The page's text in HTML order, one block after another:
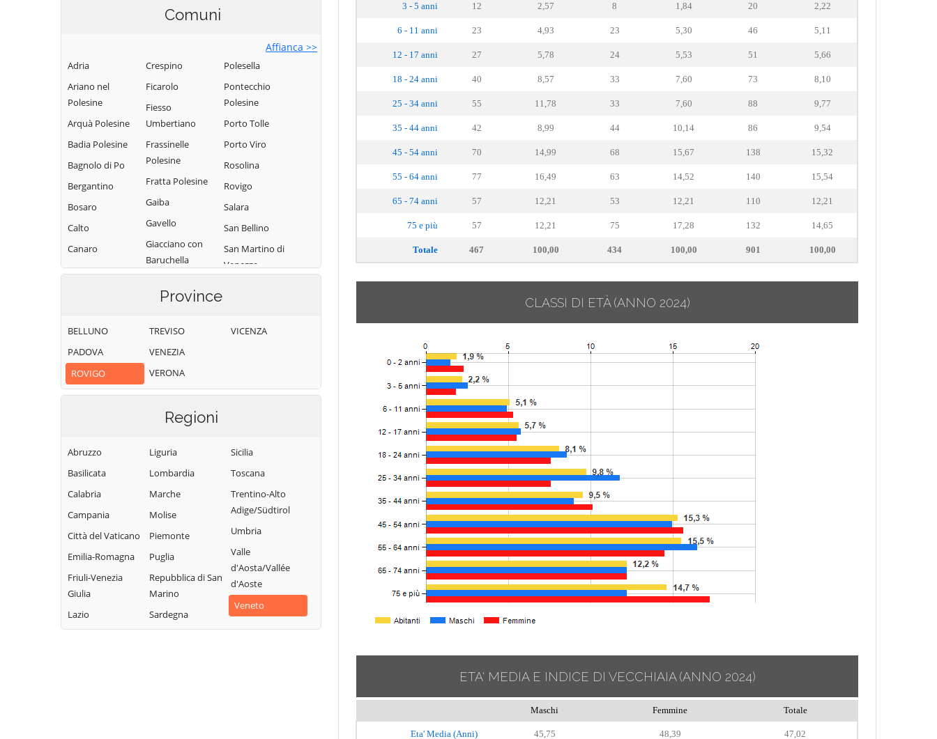
Comuni
Affianca >>
Adria
Ariano nel
Polesine
Arquà Polesine
Badia Polesine
Bagnolo di Po
Bergantino
Bosaro
Calto
Canaro
Canda
Castelnovo
Bariano
Ceneselli
Ceregnano
Crespino
Ficarolo
Fiesso
Umbertiano
Frassinelle
Polesine
Fratta Polesine
Gaiba
Gavello
Giacciano con
Baruchella
Lendinara
Pettorazza
Polesella
Pontecchio
Polesine
Porto Tolle
Porto Viro
Rosolina
Rovigo
Salara
San Bellino
San Martino di
Venezze
Trecenta
Villanova del
Province
BELLUNO
PADOVA
ROVIGO
TREVISO
VENEZIA
VERONA
VICENZA
Regioni
Abruzzo
Basilicata
Calabria
Campania
Città del Vaticano
Emilia-Romagna
Friuli-Venezia
Giulia
Lazio
Liguria
Lombardia
Marche
Molise
Piemonte
Puglia
Repubblica di San
Marino
Sardegna
Sicilia
Toscana
Trentino-Alto
Adige/Südtirol
Umbria
Valle
d'Aosta/Vallée
d'Aoste
Veneto
3 - 5 anni 12 2,57 8 1,84 20 2,22
6 - 11 anni 23 4,93 23 5,30 46 5,11
12 - 17 anni 27 5,78 24 5,53 51 5,66
18 - 24 anni 40 8,57 33 7,60 73 8,10
25 - 34 anni 55 11,78 33 7,60 88 9,77
35 - 44 anni 42 8,99 44 10,14 86 9,54
45 - 54 anni 70 14,99 68 15,67 138 15,32
55 - 64 anni 77 16,49 63 14,52 140 15,54
65 - 74 anni 57 12,21 53 12,21 110 12,21
75 e più 57 12,21 75 17,28 132 14,65
Totale 467 100,00 434 100,00 901 100,00
CLASSI DI ETÀ (ANNO 2024)
ETA' MEDIA E INDICE DI VECCHIAIA (ANNO 2024)
Maschi Femmine Totale
Eta' Media (Anni) 45,75 48,39 47,02